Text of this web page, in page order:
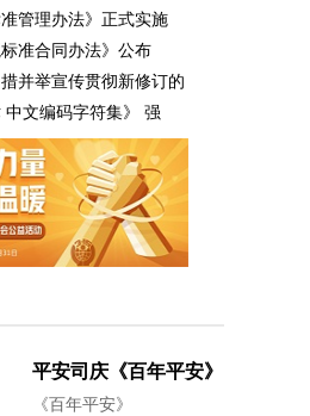
管理办法》正式实施
标准合同办法》公布
并举宣传贯彻新修订的
文编码字符集》 强
平安司庆《百年平安》
《百年平安》